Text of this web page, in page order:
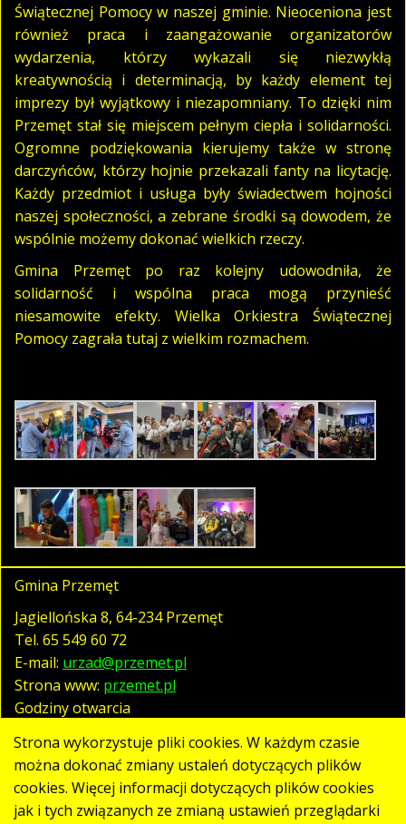
Świątecznej Pomocy w naszej gminie. Nieoceniona jest
również praca i zaangażowanie organizatorów
wydarzenia, którzy wykazali się niezwykłą
kreatywnością i determinacją, by każdy element tej
imprezy był wyjątkowy i niezapomniany. To dzięki nim
Przemęt stał się miejscem pełnym ciepła i solidarności.
Ogromne podziękowania kierujemy także w stronę
darczyńców, którzy hojnie przekazali fanty na licytację.
Każdy przedmiot i usługa były świadectwem hojności
naszej społeczności, a zebrane środki są dowodem, że
wspólnie możemy dokonać wielkich rzeczy.
Gmina Przemęt po raz kolejny udowodniła, że
solidarność i wspólna praca mogą przynieść
niesamowite efekty. Wielka Orkiestra Świątecznej
Pomocy zagrała tutaj z wielkim rozmachem.
Gmina Przemęt
Jagiellońska 8, 64-234 Przemęt
Tel. 65 549 60 72
E-mail: urzad@przemet.pl
Strona www: przemet.pl
Godziny otwarcia
pn. - pt. 07:30 - 15:30
Polityka prywatności
Strona wykorzystuje pliki cookies. W każdym czasie
można dokonać zmiany ustaleń dotyczących plików
cookies. Więcej informacji dotyczących plików cookies
jak i tych związanych ze zmianą ustawień przeglądarki